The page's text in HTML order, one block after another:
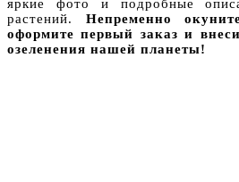
яркие фото и подробные
растений. Непременно
оформите первый заказ и
озеленения нашей планеты!